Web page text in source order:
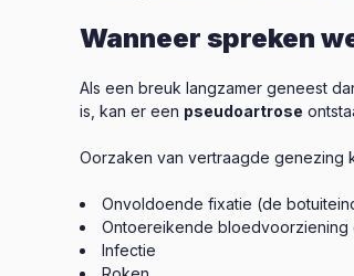
Wanneer spreken
Als een breuk langzamer geneest
is, kan er een pseudoartrose
Oorzaken van vertraagde genezing
Onvoldoende fixatie (de
Ontoereikende bloedvoorziening
Infectie